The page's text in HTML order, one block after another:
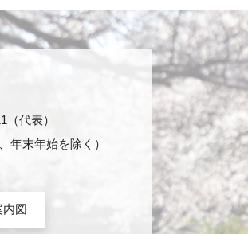
代表）
年末年始を除く）
内図